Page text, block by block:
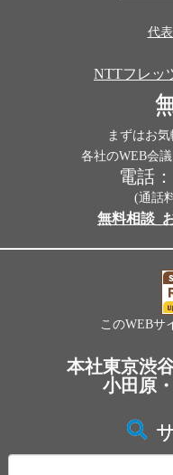
代
NTTフレッ
まずはお気
各社のWEB会
電話：
(通話
無料相談_
このWEBサ
本社東京渋
小田原